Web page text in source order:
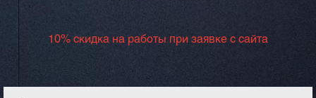
10% скидка на работы при заявке с сайта